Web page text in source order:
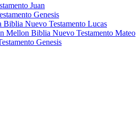
Juan
Genesis
Nuevo Testamento Lucas
Mellon Biblia Nuevo Testamento Mateo
Genesis